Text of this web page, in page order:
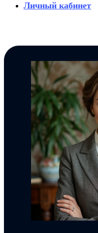
Личный кабинет